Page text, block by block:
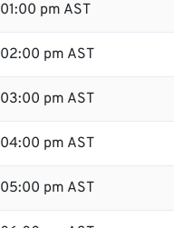
01:00 pm AST
02:00 pm AST
03:00 pm AST
04:00 pm AST
05:00 pm AST